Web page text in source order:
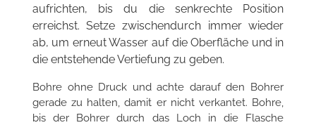
aufrichten, bis du die senkrechte Position
erreichst. Setze zwischendurch immer wieder
ab, um erneut Wasser auf die Oberfläche und in
die entstehende Vertiefung zu geben.
Bohre ohne Druck und achte darauf den Bohrer
gerade zu halten, damit er nicht verkantet. Bohre,
bis der Bohrer durch das Loch in die Flasche